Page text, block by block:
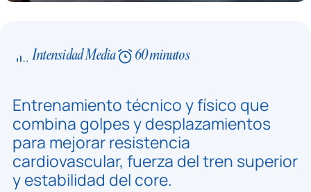
Intensidad Media 60 minutos
Entrenamiento técnico y físico que
combina golpes y desplazamientos
para mejorar resistencia
cardiovascular, fuerza del tren superior
y estabilidad del core.